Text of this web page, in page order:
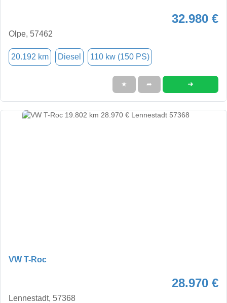
32.980 €
Olpe, 57462
20.192 km Diesel 110 kw (150 PS)
★ ➦ ➜
VW T-Roc
28.970 €
Lennestadt, 57368